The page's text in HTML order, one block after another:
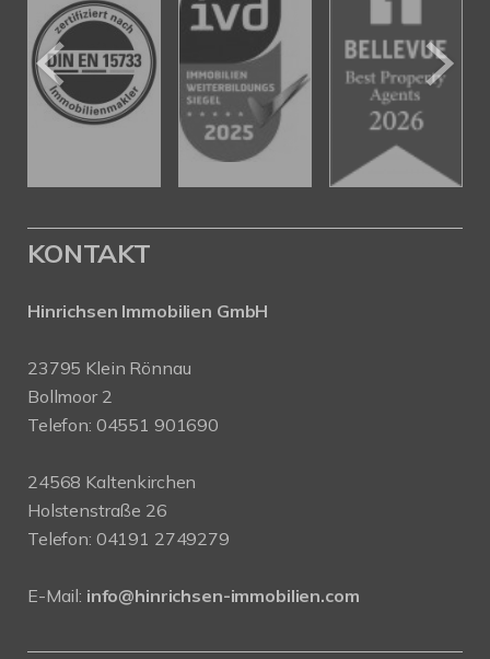
KONTAKT
Hinrichsen Immobilien GmbH
23795 Klein Rönnau
Bollmoor 2
Telefon: 04551 901690
24568 Kaltenkirchen
Holstenstraße 26
Telefon: 04191 2749279
E-Mail: info@hinrichsen-immobilien.com